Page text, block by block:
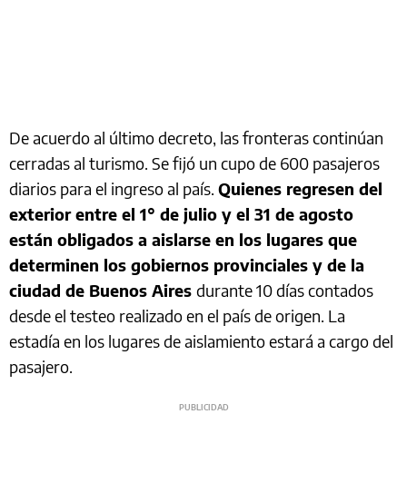
De acuerdo al último decreto, las fronteras continúan
cerradas al turismo. Se fijó un cupo de 600 pasajeros
diarios para el ingreso al país. Quienes regresen del
exterior entre el 1° de julio y el 31 de agosto
están obligados a aislarse en los lugares que
determinen los gobiernos provinciales y de la
ciudad de Buenos Aires durante 10 días contados
desde el testeo realizado en el país de origen. La
estadía en los lugares de aislamiento estará a cargo del
pasajero.